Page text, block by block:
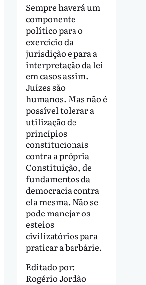
Sempre haverá um
componente
político para o
exercício da
jurisdição e para a
interpretação da lei
em casos assim.
Juízes são
humanos. Mas não é
possível tolerar a
utilização de
princípios
constitucionais
contra a própria
Constituição, de
fundamentos da
democracia contra
ela mesma. Não se
pode manejar os
esteios
civilizatórios para
praticar a barbárie.
Editado por:
Rogério Jordão